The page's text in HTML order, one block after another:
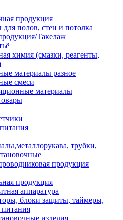
продукция
полов, стен и потолка
Такелаж
химия (смазки, реагенты,
материалы разное
смеси
материалы
трубки,
продукция
продукция
аппаратура
блоки защиты, таймеры,
изделия